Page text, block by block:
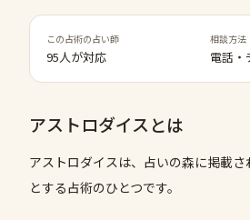
この占術の占い師
95人が対応
相談方法
電話・
アストロダイス とは
アストロダイスは、占いの森に掲載
とする占術のひとつです。